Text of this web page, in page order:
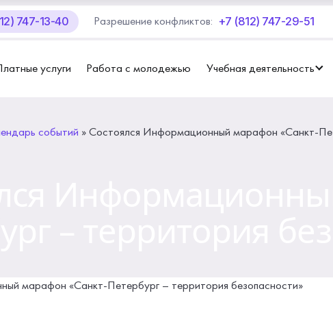
747-13-40 Разрешение конфликтов: +7 (812) 747-29-51
услуги Работа с молодежью Учебная деятельность
событий »Состоялся Информационный марафон «Санкт-